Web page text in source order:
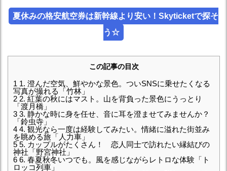
夏休みの格安航空券は新幹線より安い！Skyticketで探そ
う☆
この記事の目次
1 1. 澄んだ空気、鮮やかな景色。ついSNSに乗せたくなる
写真が撮れる「竹林」
2 2. 紅葉の秋にはマスト。山を背負った景色にうっとり
「渡月橋」
3 3. 静かな時に身を任せ、音に耳を澄ませてみませんか？
「鈴虫寺」
4 4. 観光なら一度は経験してみたい。情緒に溢れた街並み
を眺める旅「人力車」
5 5. カップルがたくさん！ 恋人同士で訪れたい縁結びの
神社「野宮神社」
6 6. 春夏秋冬いつでも。風を感じながらレトロな体験「ト
ロッコ列車」